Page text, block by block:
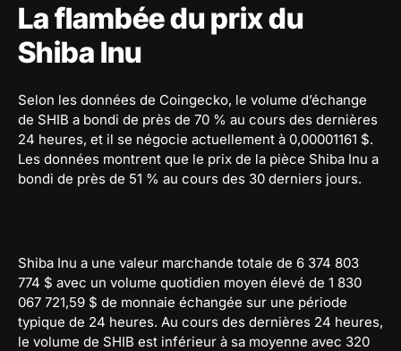
La flambée du prix du
Shiba Inu
Selon les données de Coingecko, le volume d’échange
de SHIB a bondi de près de 70 % au cours des dernières
24 heures, et il se négocie actuellement à 0,00001161 $.
Les données montrent que le prix de la pièce Shiba Inu a
bondi de près de 51 % au cours des 30 derniers jours.
Shiba Inu a une valeur marchande totale de 6 374 803
774 $ avec un volume quotidien moyen élevé de 1 830
067 721,59 $ de monnaie échangée sur une période
typique de 24 heures. Au cours des dernières 24 heures,
le volume de SHIB est inférieur à sa moyenne avec 320